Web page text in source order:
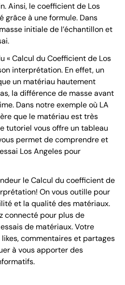
Ainsi, le coefficient de Los
grâce à une formule. Dans
initiale de l’échantillon et
« Calcul du Coefficient de Los
interprétation. En effet, un
un matériau hautement
la différence de masse avant
Dans notre exemple où LA
que le matériau est très
tutoriel vous offre un tableau
permet de comprendre et
Los Angeles pour
le Calcul du coefficient de
On vous outille pour
et la qualité des matériaux.
connecté pour plus de
de matériaux. Votre
commentaires et partages
à vous apporter des